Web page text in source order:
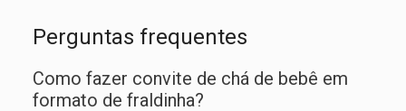
Perguntas frequentes
Como fazer convite de chá de bebê em
formato de fraldinha?